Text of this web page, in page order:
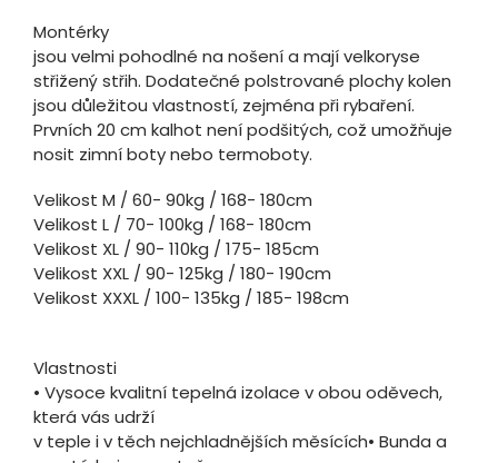
Montérky
jsou velmi pohodlné na nošení a mají velkoryse
střižený střih. Dodatečné polstrované plochy kolen
jsou důležitou vlastností, zejména při rybaření.
Prvních 20 cm kalhot není podšitých, což umožňuje
nosit zimní boty nebo termoboty.
Velikost M / 60- 90kg / 168- 180cm
Velikost L / 70- 100kg / 168- 180cm
Velikost XL / 90- 110kg / 175- 185cm
Velikost XXL / 90- 125kg / 180- 190cm
Velikost XXXL / 100- 135kg / 185- 198cm
Vlastnosti
• Vysoce kvalitní tepelná izolace v obou oděvech,
která vás udrží
v teple i v těch nejchladnějších měsících• Bunda a